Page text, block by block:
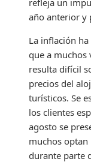
refleja un
año anterior y
La inflación
que a muchos
resulta difícil
precios del
turísticos. Se
los clientes
agosto se
muchos
durante parte